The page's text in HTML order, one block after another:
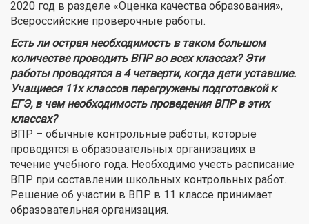
2020 год в разделе «Оценка качества образования»,
Всероссийские проверочные работы.
Есть ли острая необходимость в таком большом
количестве проводить ВПР во всех классах? Эти
работы проводятся в 4 четверти, когда дети уставшие.
Учащиеся 11х классов перегружены подготовкой к
ЕГЭ, в чем необходимость проведения ВПР в этих
классах?
ВПР – обычные контрольные работы, которые
проводятся в образовательных организациях в
течение учебного года. Необходимо учесть расписание
ВПР при составлении школьных контрольных работ.
Решение об участии в ВПР в 11 классе принимает
образовательная организация.